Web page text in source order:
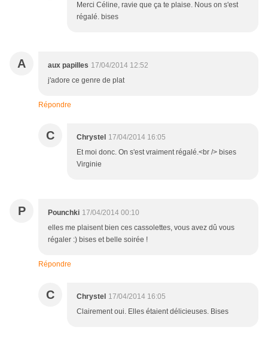
Merci Céline, ravie que ça te plaise. Nous on s'est
régalé. bises
A aux papilles 17/04/2014 12:52
j'adore ce genre de plat
Répondre
C Chrystel 17/04/2014 16:05
Et moi donc. On s'est vraiment régalé.<br /> bises
Virginie
P Pounchki 17/04/2014 00:10
elles me plaisent bien ces cassolettes, vous avez dû vous
régaler :) bises et belle soirée !
Répondre
C Chrystel 17/04/2014 16:05
Clairement oui. Elles étaient délicieuses. Bises